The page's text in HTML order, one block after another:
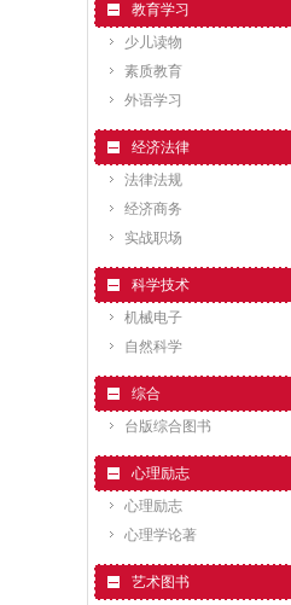
教育学习
少儿读物
素质教育
外语学习
经济法律
法律法规
经济商务
实战职场
科学技术
机械电子
自然科学
综合
台版综合图书
心理励志
心理励志
心理学论著
艺术图书